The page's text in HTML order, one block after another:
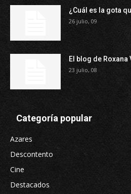
¿Cuál es la gota
26 julio, 09
El blog de Roxana
23 julio, 08
Categoría popular
Azares
Descontento
Cine
Destacados